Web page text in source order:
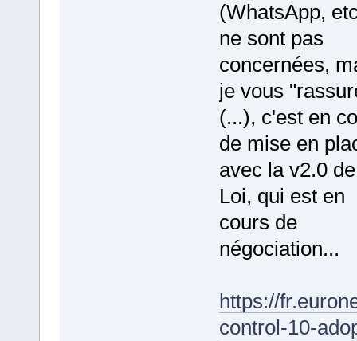
(WhatsApp,
ne sont pas
concernées,
je vous
(...), c'est en
de mise en
avec la v2.0
Loi, qui est en
cours de
négociation...
https://
control-10-